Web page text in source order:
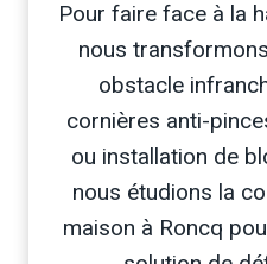
Pour faire face à la
nous
obstacle
cornières anti-
ou installation de
nous étudions la
maison à Roncq